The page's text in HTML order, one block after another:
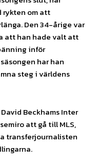
om att
Den 34-årige var
att han hade valt att
inför
har han
steg i världens
Beckhams Inter
att gå till MLS,
transferjournalisten